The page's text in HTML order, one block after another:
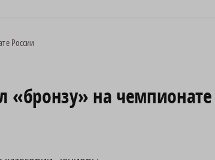
России
«бронзу» на